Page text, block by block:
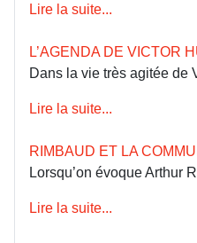
Lire la suite...
L’AGENDA DE VICTOR
Dans la vie très agitée de
Lire la suite...
RIMBAUD ET LA
Lorsqu’on évoque Arthur
Lire la suite...